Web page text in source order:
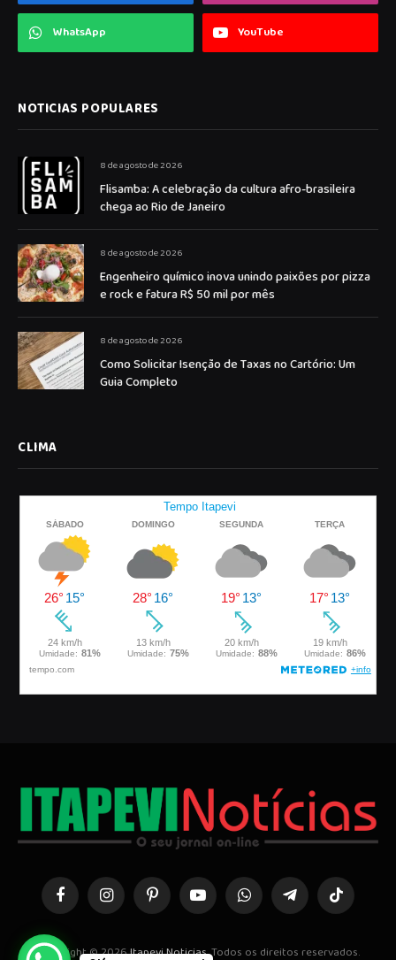
WhatsApp YouTube
NOTICIAS POPULARES
8 de agosto de 2026
Flisamba: A celebração da cultura afro-brasileira
chega ao Rio de Janeiro
8 de agosto de 2026
Engenheiro químico inova unindo paixões por pizza
e rock e fatura R$ 50 mil por mês
8 de agosto de 2026
Como Solicitar Isenção de Taxas no Cartório: Um
Guia Completo
CLIMA
FacebookInstagramPinterestYouTubeWhatsAppTelegramaTikTok
Copyright © 2026Itapevi Noticias. Todos os direitos reservados.